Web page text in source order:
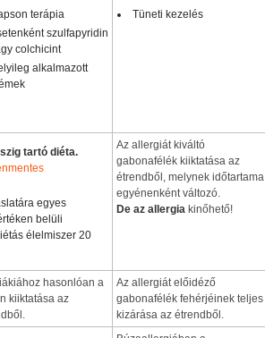
terápia
szulfapyridin
colchicint
alkalmazott
Tüneti kezelés
tartó diéta.
egyes
belüli
élelmiszer 20
Az allergiát kiváltó
gabonafélék kiiktatása az
étrendből, melynek időtartama
egyénenként változó.
De az allergia kinőhető!
hasonlóan a
kiiktatása az
Az allergiát előidéző
gabonafélék fehérjéinek teljes
kizárása az étrendből.